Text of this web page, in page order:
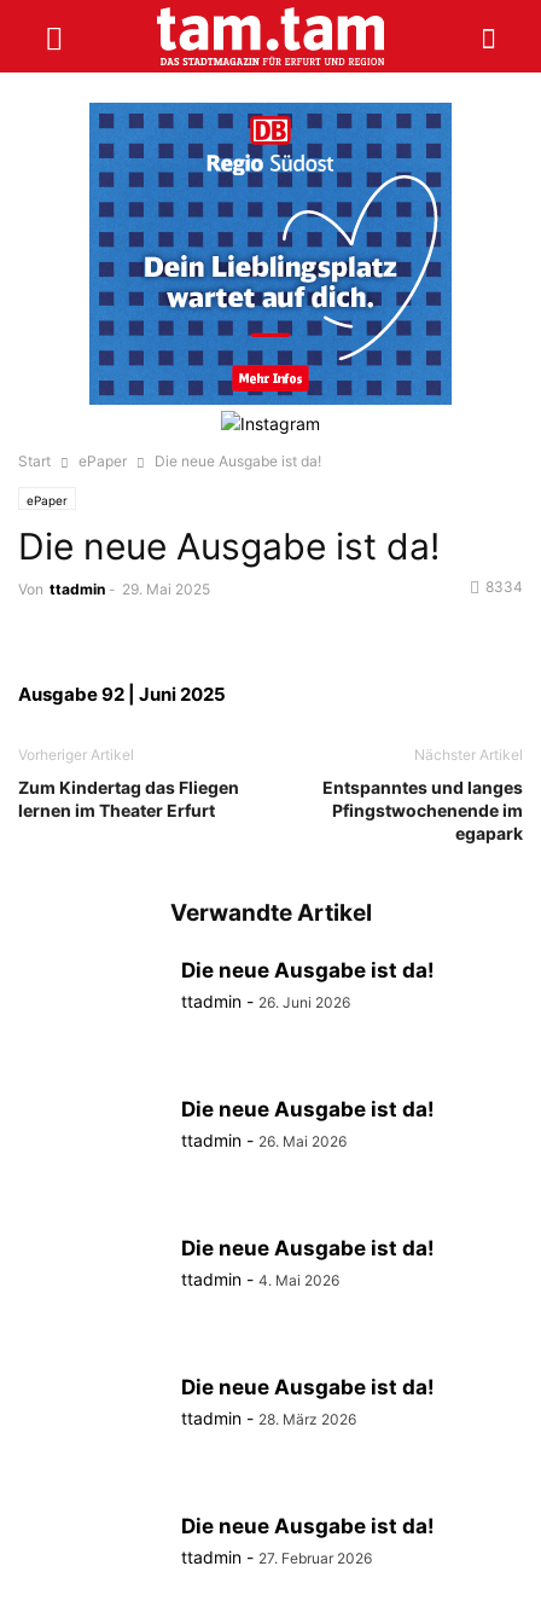
Start ePaper Die neue Ausgabe ist da!
ePaper
Die neue Ausgabe ist da!
Von ttadmin - 29. Mai 2025 8334
Ausgabe 92 | Juni 2025
Vorheriger Artikel
Zum Kindertag das Fliegen
lernen im Theater Erfurt
Nächster Artikel
Entspanntes und langes
Pfingstwochenende im
egapark
Verwandte Artikel
Die neue Ausgabe ist da!
ttadmin - 26. Juni 2026
Die neue Ausgabe ist da!
ttadmin - 26. Mai 2026
Die neue Ausgabe ist da!
ttadmin - 4. Mai 2026
Die neue Ausgabe ist da!
ttadmin - 28. März 2026
Die neue Ausgabe ist da!
ttadmin - 27. Februar 2026